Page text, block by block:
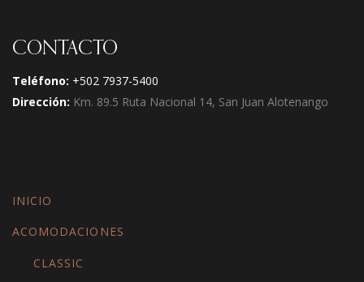
CONTACTO
Teléfono: +502 7937-5400
Dirección: Km. 89.5 Ruta Nacional 14, San Juan Alotenango
INICIO
ACOMODACIONES
CLASSIC